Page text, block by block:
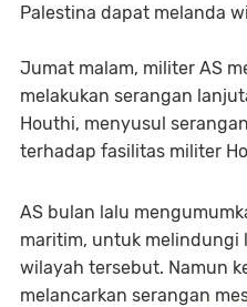
Palestina dapat melanda
Jumat malam, militer AS
melakukan serangan
Houthi, menyusul
terhadap fasilitas militer
AS bulan lalu
maritim, untuk melindungi
wilayah tersebut. Namun
melancarkan serangan